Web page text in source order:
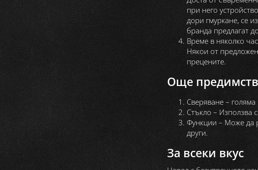
при него
дори гмуркане, се
бранда предлагат
Време в няколко
Някои от
прецените.
Още
Сверяване –
Стъкло – Използва
Функции – Може да
други.
За всеки вкус